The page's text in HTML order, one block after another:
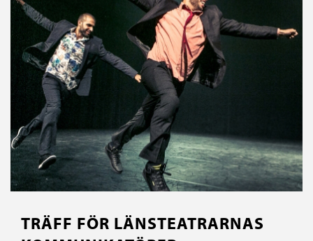
TRÄFF FÖR LÄNSTEATRARNAS